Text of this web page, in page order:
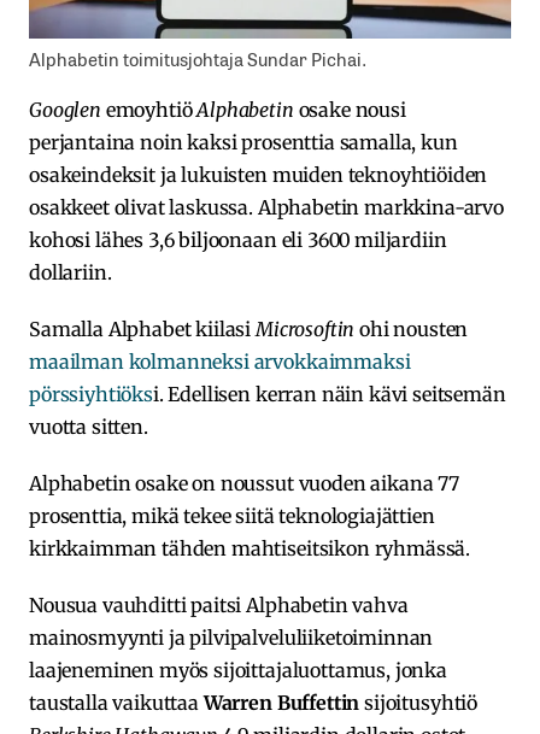
Alphabetin toimitusjohtaja Sundar Pichai.
Googlen emoyhtiöAlphabetin osake nousi
perjantaina noin kaksi prosenttia samalla, kun
osakeindeksit ja lukuisten muiden teknoyhtiöiden
osakkeet olivat laskussa. Alphabetin markkina-arvo
kohosi lähes 3,6 biljoonaan eli 3600 miljardiin
dollariin.
Samalla Alphabet kiilasiMicrosoftin ohi nousten
maailman kolmanneksi arvokkaimmaksi
pörssiyhtiöksi. Edellisen kerran näin kävi seitsemän
vuotta sitten.
Alphabetin osake on noussut vuoden aikana 77
prosenttia, mikä tekee siitä teknologiajättien
kirkkaimman tähden mahtiseitsikon ryhmässä.
Nousua vauhditti paitsi Alphabetin vahva
mainosmyynti ja pilvipalveluliiketoiminnan
laajeneminen myös sijoittajaluottamus, jonka
taustalla vaikuttaaWarren Buffettin sijoitusyhtiö